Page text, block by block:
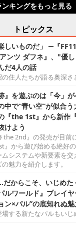
ンキングをもっと見る
トピックス
しいものだ」 ─『
ンツ ダフネ』、"優
だ4人の話
住人たちが語る奥深さ
』を遊ぶのは「今」
中で“青い空”が似合
『the 1st』から新作
けよう
the 2nd』の発売が目
』から遊び始める絶好
ムシステムや新要素を
魅力を紹介します。
からこそ、いじめた
ルワールド』プレイ
ン×パル”の底知れぬ
する新たなパルもいじ